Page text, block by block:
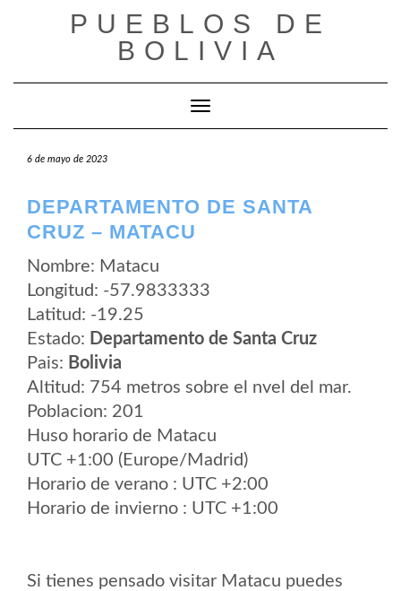
PUEBLOS DE
BOLIVIA
Cambiar modo de navegación
6 de mayo de 2023
DEPARTAMENTO DE SANTA
CRUZ – MATACU
Nombre: Matacu
Longitud: -57.9833333
Latitud: -19.25
Estado: Departamento de Santa Cruz
Pais: Bolivia
Altitud: 754 metros sobre el nvel del mar.
Poblacion: 201
Huso horario de Matacu
UTC +1:00 (Europe/Madrid)
Horario de verano : UTC +2:00
Horario de invierno : UTC +1:00
Si tienes pensado visitar Matacu puedes